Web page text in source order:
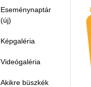
Eseménynaptár
(új)
Képgaléria
Videógaléria
Akikre büszkék